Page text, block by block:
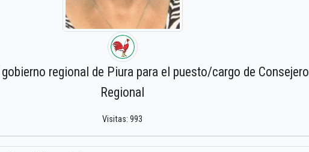
regional de Piura para el puesto/cargo de Consejero
Regional
Visitas: 993